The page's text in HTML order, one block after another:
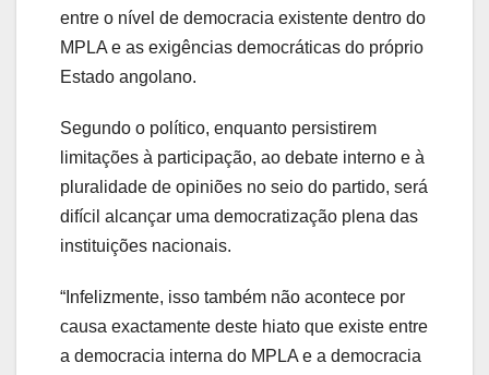
entre o nível de democracia existente dentro do
MPLA e as exigências democráticas do próprio
Estado angolano.
Segundo o político, enquanto persistirem
limitações à participação, ao debate interno e à
pluralidade de opiniões no seio do partido, será
difícil alcançar uma democratização plena das
instituições nacionais.
“Infelizmente, isso também não acontece por
causa exactamente deste hiato que existe entre
a democracia interna do MPLA e a democracia